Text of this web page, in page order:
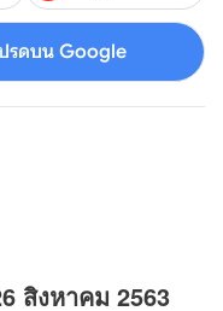
รดบน Google
สิงหาคม 2563